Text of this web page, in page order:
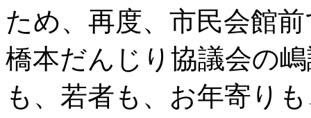
ため、再度、市民会館
橋本だんじり協議会の
も、若者も、お年寄り